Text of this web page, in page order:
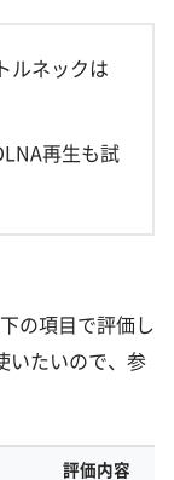
ルネックは
再生も試
の項目で評価し
いたいので、参
評価内容